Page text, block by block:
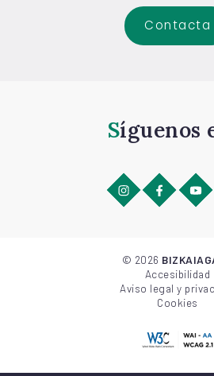
Contacta
Síguenos
© 2026
Accesibilidad
Aviso legal y
Cookies